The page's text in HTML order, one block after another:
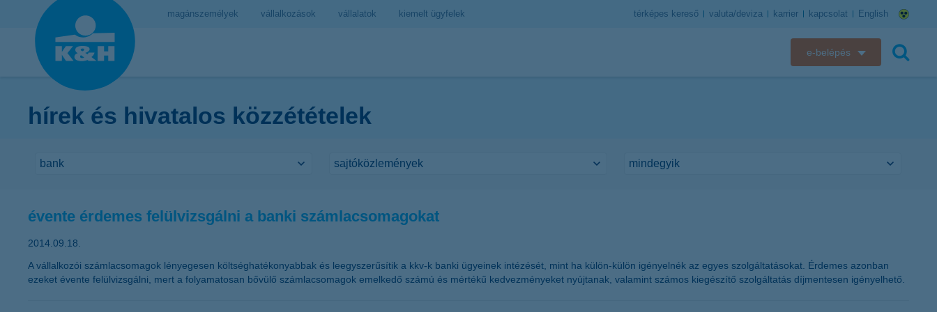
magánszemélyek vállalkozások vállalatok kiemelt ügyfelek térképes kereső valuta/deviza karrier kapcsolat English
e-belépés
hírek és hivatalos közzétételek
évente érdemes felülvizsgálni a banki számlacsomagokat
2014.09.18.
A vállalkozói számlacsomagok lényegesen költséghatékonyabbak és leegyszerűsítik a kkv-k banki ügyeinek intézését, mint ha külön-külön igényelnék az egyes szolgáltatásokat. Érdemes azonban
ezeket évente felülvizsgálni, mert a folyamatosan bővülő számlacsomagok emelkedő számú és mértékű kedvezményeket nyújtanak, valamint számos kiegészítő szolgáltatás díjmentesen igényelhető.